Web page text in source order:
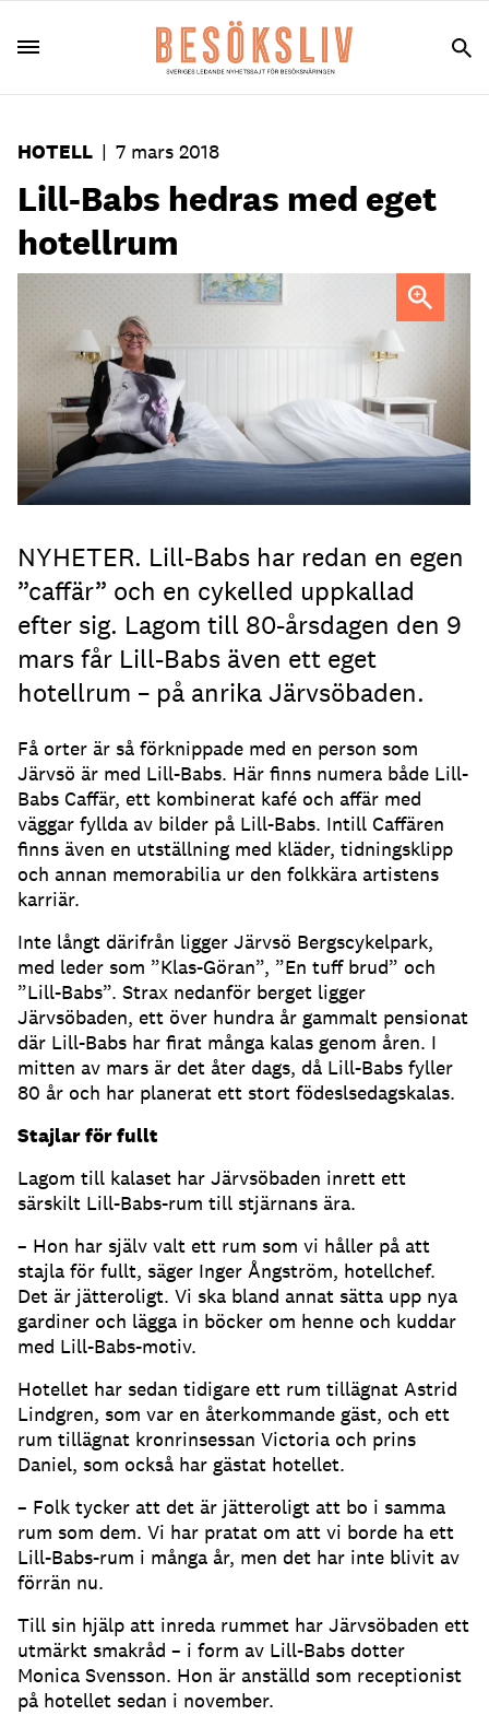
HOTELL | 7 mars 2018
Lill-Babs hedras med eget
hotellrum
Lill-Babs dotter Monica Svensson, som är receptionist på
Järvsöbaden,
har varit med och inrett rummet.
Foto: Annika
Goldhammer
NYHETER. Lill-Babs har redan en egen
”caffär” och en cykelled uppkallad
efter sig. Lagom till 80-årsdagen den 9
mars får Lill-Babs även ett eget
hotellrum – på anrika Järvsöbaden.
Få orter är så förknippade med en person som
Järvsö är med Lill-Babs. Här finns numera både Lill-
Babs Caffär, ett kombinerat kafé och affär med
väggar fyllda av bilder på Lill-Babs. Intill Caffären
finns även en utställning med kläder, tidningsklipp
och annan memorabilia ur den folkkära artistens
karriär.
Inte långt därifrån ligger Järvsö Bergscykelpark,
med leder som ”Klas-Göran”, ”En tuff brud” och
”Lill-Babs”. Strax nedanför berget ligger
Järvsöbaden, ett över hundra år gammalt pensionat
där Lill-Babs har firat många kalas genom åren. I
mitten av mars är det åter dags, då Lill-Babs fyller
80 år och har planerat ett stort födeslsedagskalas.
Stajlar för fullt
Lagom till kalaset har Järvsöbaden inrett ett
särskilt Lill-Babs-rum till stjärnans ära.
– Hon har själv valt ett rum som vi håller på att
stajla för fullt, säger Inger Ångström, hotellchef.
Det är jätteroligt. Vi ska bland annat sätta upp nya
gardiner och lägga in böcker om henne och kuddar
med Lill-Babs-motiv.
Hotellet har sedan tidigare ett rum tillägnat Astrid
Lindgren, som var en återkommande gäst, och ett
rum tillägnat kronrinsessan Victoria och prins
Daniel, som också har gästat hotellet.
– Folk tycker att det är jätteroligt att bo i samma
rum som dem. Vi har pratat om att vi borde ha ett
Lill-Babs-rum i många år, men det har inte blivit av
förrän nu.
Till sin hjälp att inreda rummet har Järvsöbaden ett
utmärkt smakråd – i form av Lill-Babs dotter
Monica Svensson. Hon är anställd som receptionist
på hotellet sedan i november.